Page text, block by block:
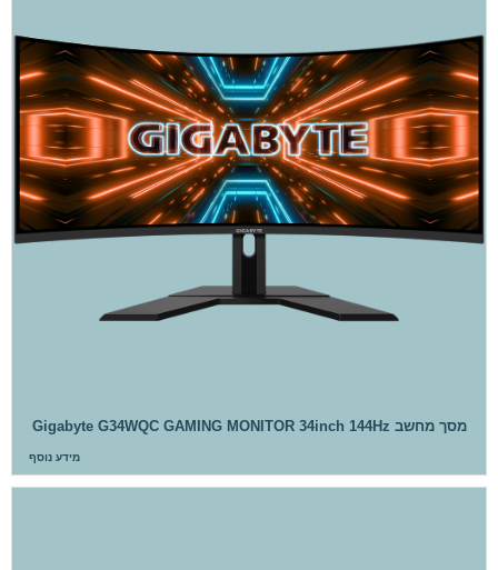
מסך מחשב Gigabyte G34WQC GAMING MONITOR 34inch 144Hz
מידע נוסף